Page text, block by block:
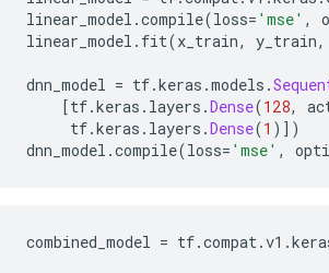
INFO:tensorflow:Done running
INFO:tensorflow:Evaluation [1/10]
INFO:tensorflow:Evaluation [1/10]
INFO:tensorflow:Evaluation [2/10]
INFO:tensorflow:Evaluation [2/10]
INFO:tensorflow:Evaluation [3/10]
INFO:tensorflow:Evaluation [3/10]
INFO:tensorflow:Evaluation [4/10]
INFO:tensorflow:Evaluation [6/10]
linear_model .compile(loss= 'mse' ,
linear_model . fit(x_train, y_train,
dnn_model = tf.keras .models .
[tf.keras . layers .Dense(128,
tf.keras . layers .Dense(1 )])
dnn_model .compile(loss= 'mse' ,
combined_model = tf.compat.v1 .